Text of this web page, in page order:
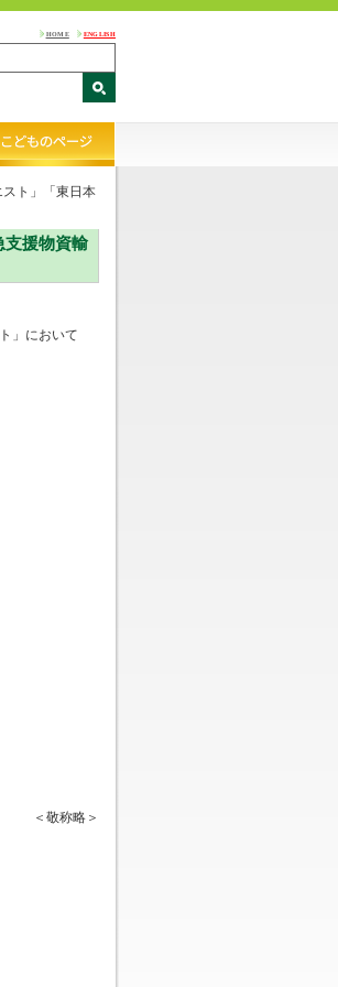
HOME ENGLISH
ト」「東日本
支援物資輸
」において
＜敬称略＞